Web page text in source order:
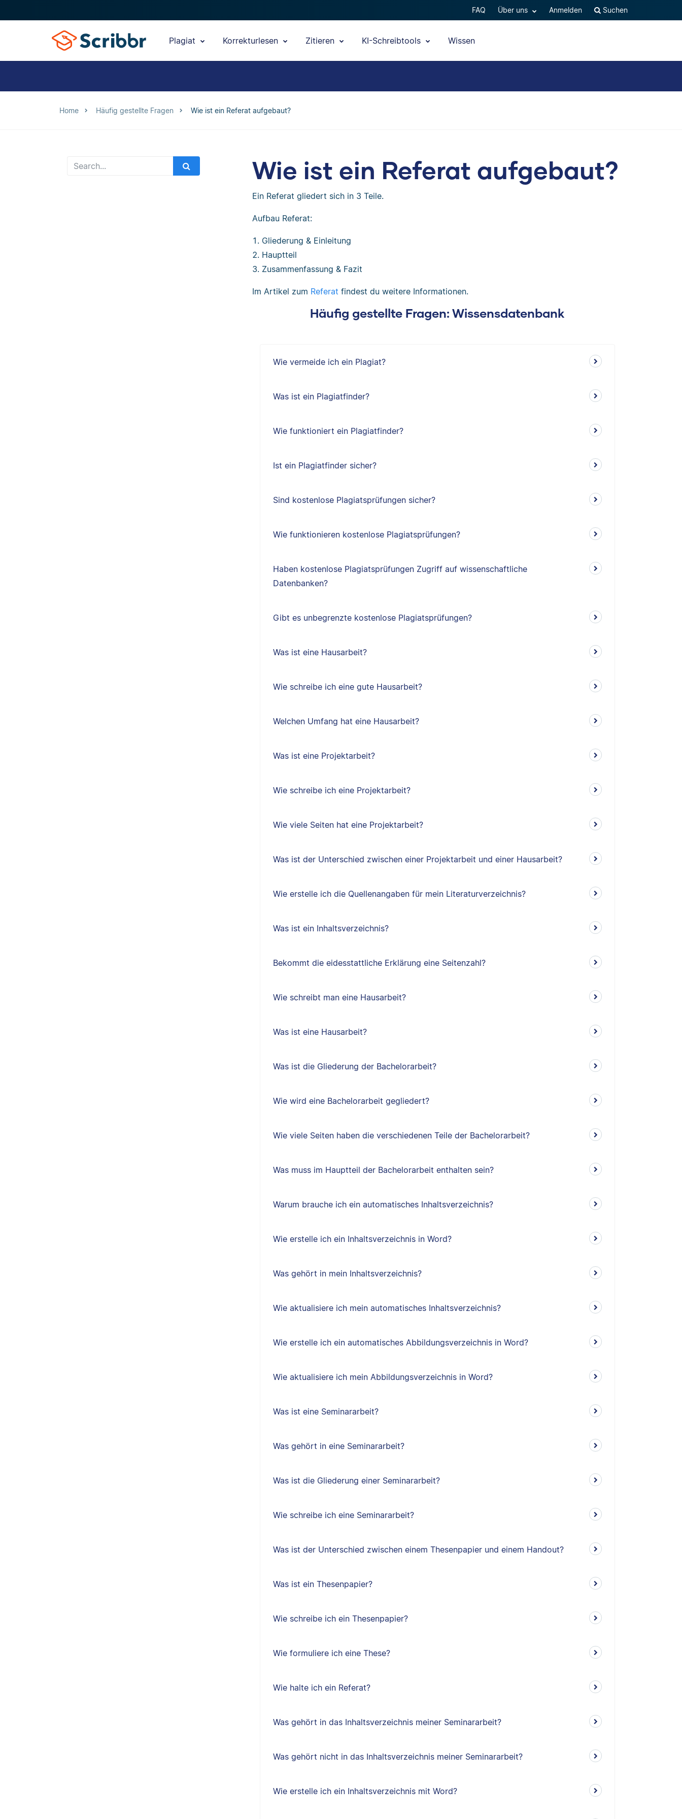
FAQ Über uns Anmelden Suchen
Plagiat Korrekturlesen Zitieren KI-Schreibtools Wissen
Home Häufig gestellte Fragen Wie ist ein Referat aufgebaut?
Wie ist ein Referat aufgebaut?
Ein Referat gliedert sich in 3 Teile.
Aufbau Referat:
Gliederung & Einleitung
Hauptteil
Zusammenfassung & Fazit
Im Artikel zum Referat findest du weitere Informationen.
Häufig gestellte Fragen: Wissensdatenbank
Wie vermeide ich ein Plagiat?
Was ist ein Plagiatfinder?
Wie funktioniert ein Plagiatfinder?
Ist ein Plagiatfinder sicher?
Sind kostenlose Plagiatsprüfungen sicher?
Wie funktionieren kostenlose Plagiatsprüfungen?
Haben kostenlose Plagiatsprüfungen Zugriff auf wissenschaftliche
Datenbanken?
Gibt es unbegrenzte kostenlose Plagiatsprüfungen?
Was ist eine Hausarbeit?
Wie schreibe ich eine gute Hausarbeit?
Welchen Umfang hat eine Hausarbeit?
Was ist eine Projektarbeit?
Wie schreibe ich eine Projektarbeit?
Wie viele Seiten hat eine Projektarbeit?
Was ist der Unterschied zwischen einer Projektarbeit und einer Hausarbeit?
Wie erstelle ich die Quellenangaben für mein Literaturverzeichnis?
Was ist ein Inhaltsverzeichnis?
Bekommt die eidesstattliche Erklärung eine Seitenzahl?
Wie schreibt man eine Hausarbeit?
Was ist eine Hausarbeit?
Was ist die Gliederung der Bachelorarbeit?
Wie wird eine Bachelorarbeit gegliedert?
Wie viele Seiten haben die verschiedenen Teile der Bachelorarbeit?
Was muss im Hauptteil der Bachelorarbeit enthalten sein?
Warum brauche ich ein automatisches Inhaltsverzeichnis?
Wie erstelle ich ein Inhaltsverzeichnis in Word?
Was gehört in mein Inhaltsverzeichnis?
Wie aktualisiere ich mein automatisches Inhaltsverzeichnis?
Wie erstelle ich ein automatisches Abbildungsverzeichnis in Word?
Wie aktualisiere ich mein Abbildungsverzeichnis in Word?
Was ist eine Seminararbeit?
Was gehört in eine Seminararbeit?
Was ist die Gliederung einer Seminararbeit?
Wie schreibe ich eine Seminararbeit?
Was ist der Unterschied zwischen einem Thesenpapier und einem Handout?
Was ist ein Thesenpapier?
Wie schreibe ich ein Thesenpapier?
Wie formuliere ich eine These?
Wie halte ich ein Referat?
Was gehört in das Inhaltsverzeichnis meiner Seminararbeit?
Was gehört nicht in das Inhaltsverzeichnis meiner Seminararbeit?
Wie erstelle ich ein Inhaltsverzeichnis mit Word?